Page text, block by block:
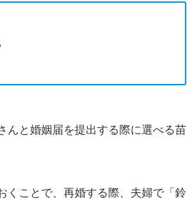
んと婚姻届を提出する際に選べる苗
くことで、再婚する際、夫婦で「鈴